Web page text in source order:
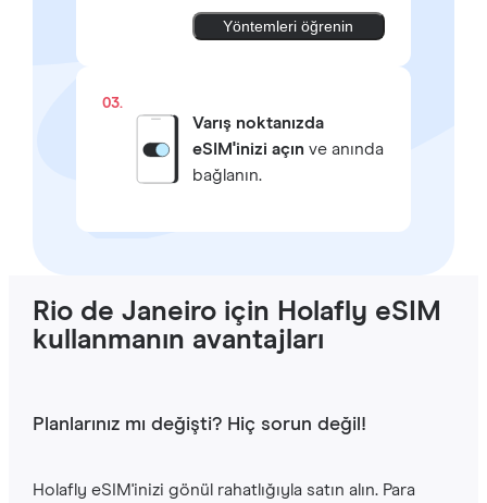
Yöntemleri öğrenin
03.
Varış noktanızda
eSIM'inizi açınve anında
bağlanın.
Rio de Janeiro için Holafly eSIM
kullanmanın avantajları
Planlarınız mı değişti? Hiç sorun değil!
Holafly eSIM'inizi gönül rahatlığıyla satın alın. Para